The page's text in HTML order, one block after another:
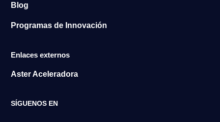
Blog
Programas de Innovación
Enlaces externos
Aster Aceleradora
SÍGUENOS EN